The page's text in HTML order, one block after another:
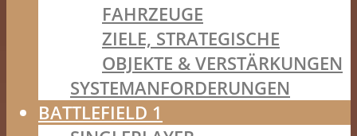
FAHRZEUGE
ZIELE, STRATEGISCHE
OBJEKTE & VERSTÄRKUNGEN
SYSTEMANFORDERUNGEN
BATTLEFIELD 1